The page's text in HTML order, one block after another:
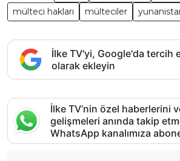
mülteci hakları mülteciler
İlke TV'yi, Google'da tercih
olarak ekleyin
İlke TV’nin özel haberlerini
gelişmeleri anında takip
WhatsApp kanalımıza